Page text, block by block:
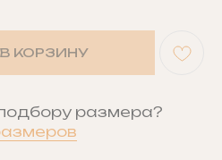
КОРЗИНУ
размера?